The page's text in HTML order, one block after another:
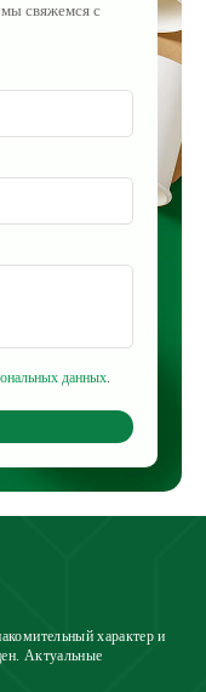
мы свяжемся с
данных.
характер и
Актуальные